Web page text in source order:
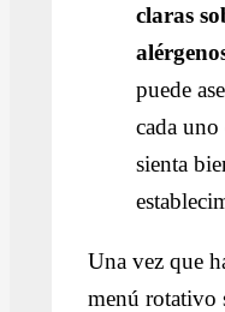
claras
puede
cada uno
sienta
Una vez que
menú rotativo